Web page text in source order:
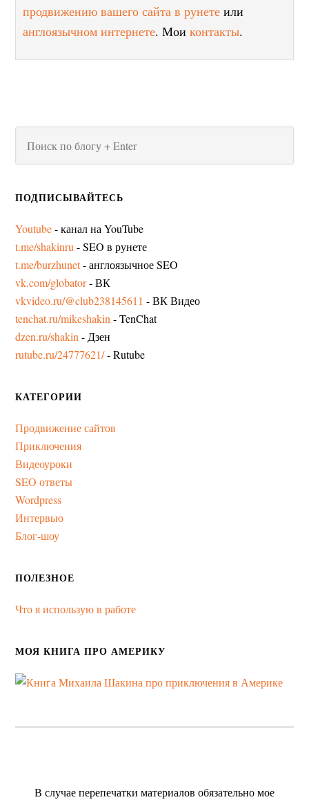
продвижению вашего сайта в рунете или
англоязычном интернете. Моиконтакты.
ПОДПИСЫВАЙТЕСЬ
Youtube- канал на YouTube
t.me/shakinru - SEO в рунете
t.me/burzhunet- англоязычное SEO
vk.com/globator- ВК
vkvideo.ru/@club238145611 - ВК Видео
tenchat.ru/mikeshakin - TenChat
dzen.ru/shakin - Дзен
rutube.ru/24777621/- Rutube
КАТЕГОРИИ
Продвижение сайтов
Приключения
Видеоуроки
SEO ответы
Wordpress
Интервью
Блог-шоу
ПОЛЕЗНОЕ
Что я использую в работе
МОЯ КНИГА ПРО АМЕРИКУ
В случае перепечатки материалов обязательно мое